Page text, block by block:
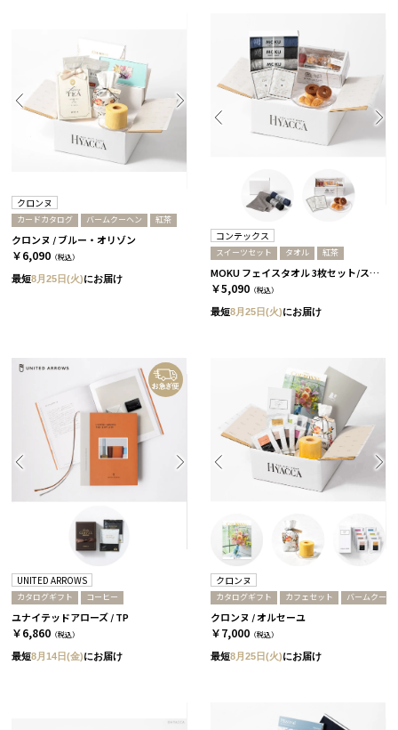
クロンヌ
カードカタログ バームクーヘン 紅茶
クロンヌ / ブルー・オリゾン
￥6,090 （税込）
最短8月25日(火)にお届け
コンテックス
スイーツセット タオル 紅茶
MOKU フェイスタオル 3枚セット/スタンダード［コンテックス］+紅茶&スイーツセット
￥5,090 （税込）
最短8月25日(火)にお届け
UNITED ARROWS
カタログギフト コーヒー
ユナイテッドアローズ / TP
￥6,860 （税込）
最短8月14日(金)にお届け
クロンヌ
カタログギフト カフェセット バームクーヘ
クロンヌ / オルセーユ
￥7,000 （税込）
最短8月25日(火)にお届け